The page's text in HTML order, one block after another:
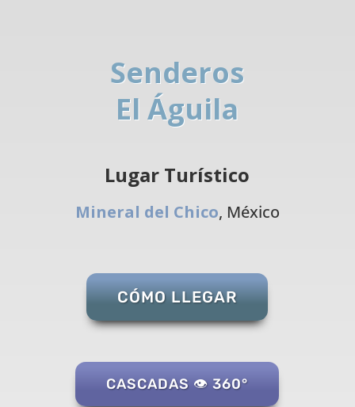
Senderos
El Águila
Lugar Turístico
Mineral del Chico, México
CÓMO LLEGAR
CASCADAS 👁️ 360°